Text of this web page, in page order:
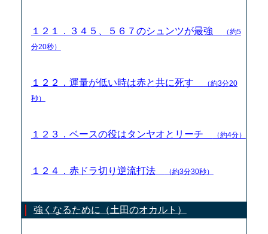
１２１．３４５、５６７のシュンツが最強
（約5
分20秒）
１２２．運量が低い時は赤と共に死す
（約3分20
秒）
１２３．ベースの役はタンヤオとリーチ （約4分）
１２４．赤ドラ切り逆流打法 （約3分30秒）
強くなるために（土田のオカルト）